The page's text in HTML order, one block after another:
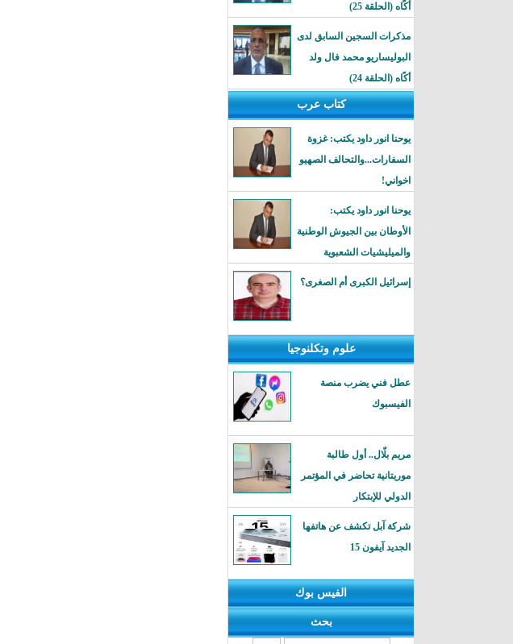
أكًاه (الحلقة 25)
مذكرات السجين السابق لدى
البوليساريو محمد فال ولد
أكًاه (الحلقة 24)
كتاب عرب
يوحنا انور داود يكتب: غزوة
السفارات...والتحالف الصهيو
اخواني!
يوحنا انور داود يكتب:
الأوطان بين الجيوش الوطنية
والميليشيات الشعبوية
إسرائيل الكبرى أم الصغرى؟
علوم وتكلنوجيا
عطل فني يضرب منصة
الفيسبوك
مريم بلّال.. أول طالبة
موريتانية تحاضر في المؤتمر
الدولي للإبتكار
شركة آبل تكشف عن هاتفها
الجديد آيفون 15
الفيس بوك
بحث